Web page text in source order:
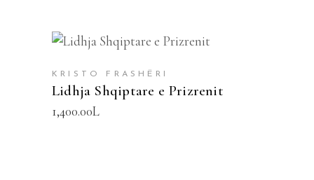
SHTOJE NË SHPORTË
KRISTO FRASHËRI
Lidhja Shqiptare e Prizrenit
1,400.00L